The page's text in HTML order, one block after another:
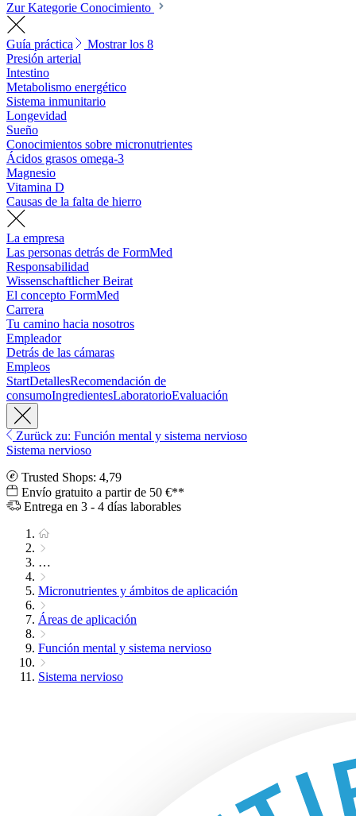
Zur Kategorie Conocimiento
Guía práctica
Mostrar los 8
Presión arterial
Intestino
Metabolismo energético
Sistema inmunitario
Longevidad
Sueño
Conocimientos sobre micronutrientes
Ácidos grasos omega-3
Magnesio
Vitamina D
Causas de la falta de hierro
La empresa
Las personas detrás de FormMed
Responsabilidad
Wissenschaftlicher Beirat
El concepto FormMed
Carrera
Tu camino hacia nosotros
Empleador
Detrás de las cámaras
Empleos
StartDetallesRecomendación de
consumoIngredientesLaboratorioEvaluación
Zurück zu: Función mental y sistema nervioso
Sistema nervioso
Trusted Shops: 4,79
Envío gratuito a partir de 50 €**
Entrega en 3 - 4 días laborables
…
Micronutrientes y ámbitos de aplicación
Áreas de aplicación
Función mental y sistema nervioso
Sistema nervioso